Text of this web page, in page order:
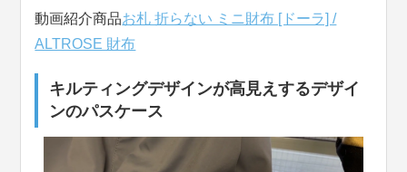
動画紹介商品お札 折らない ミニ財布 [ドーラ] /
ALTROSE 財布
キルティングデザインが高見えするデザイ
ンのパスケース